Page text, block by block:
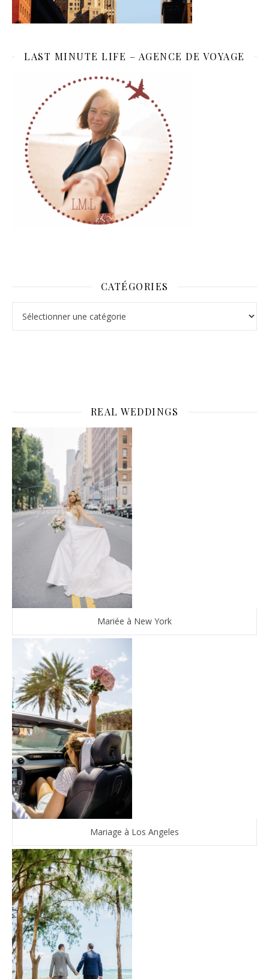
LAST MINUTE LIFE – AGENCE DE VOYAGE
CATÉGORIES
REAL WEDDINGS
Mariée à New York
Mariage à Los Angeles